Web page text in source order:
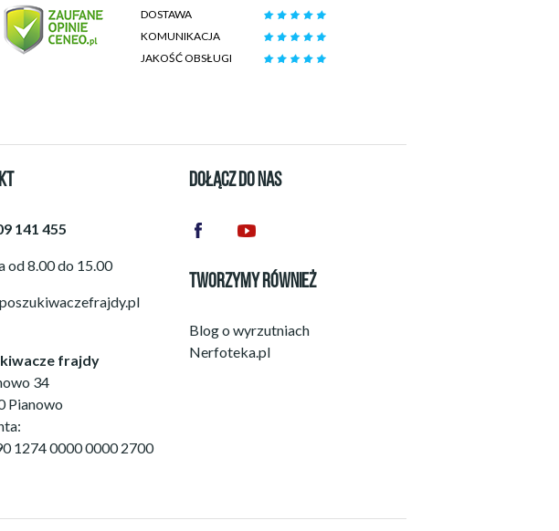
DOSTAWA
KOMUNIKACJA
JAKOŚĆ OBSŁUGI
141 455
od 8.00 do 15.00
frajdy
34
Pianowo
1274 0000 0000 2700
DOŁĄCZ DO NAS
TWORZYMY RÓWNIEŻ
Blog o wyrzutniach
Nerfoteka.pl